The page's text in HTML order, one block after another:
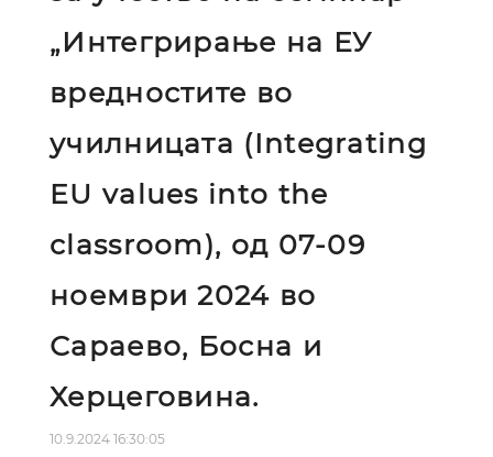
„Интегрирање на ЕУ
вредностите во
училницата (Integrating
EU values into the
classroom), од 07-09
ноември 2024 во
Сараево, Босна и
Херцеговина.
10.9.2024 16:30:05